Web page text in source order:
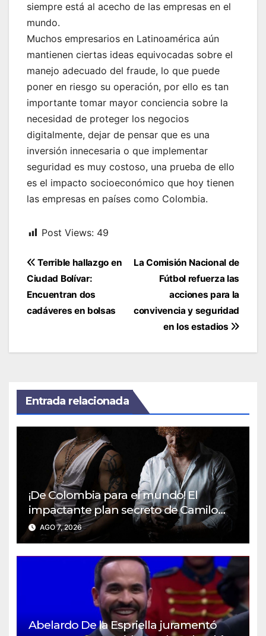
siempre está al acecho de las empresas en el
mundo.
Muchos empresarios en Latinoamérica aún
mantienen ciertas ideas equivocadas sobre el
manejo adecuado del fraude, lo que puede
poner en riesgo su operación, por ello es tan
importante tomar mayor conciencia sobre la
necesidad de proteger los negocios
digitalmente, dejar de pensar que es una
inversión innecesaria o que implementar
seguridad es muy costoso, una prueba de ello
es el impacto socioeconómico que hoy tienen
las empresas en países como Colombia.
Post Views: 49
Navegación
de
entradas
La Comisión Nacional de
Fútbol refuerza las
acciones para la
convivencia y seguridad
en los estadios
Terrible hallazgo en
Ciudad Bolívar:
Encuentran dos
cadáveres en bolsas
Entrada relacionada
¡De Colombia para el mundo! El
impactante plan secreto de Camilo
Camacho que cambiará el rock para
siempre
AGO 7, 2026
Abelardo De la Espriella juramentó